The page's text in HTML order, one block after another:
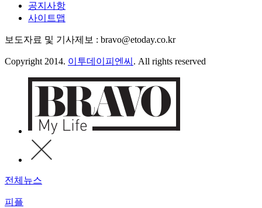
공지사항
사이트맵
보도자료 및 기사제보 : bravo@etoday.co.kr
Copyright 2014. 이투데이피엔씨 . All rights reserved
전체뉴스
피플